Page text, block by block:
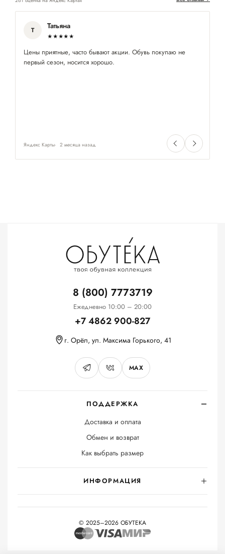
Т Татьяна
★★★★★
Цены приятные, часто бывают акции. Обувь покупаю не
первый сезон, носится хорошо.
Яндекс Карты 2 месяца назад
ПОДДЕРЖКА
Доставка и оплата
Обмен и возврат
Как выбрать размер
ИНФОРМАЦИЯ
8 (800) 7773719
Ежедневно 10:00 – 20:00
+7 4862 900-827
г. Орёл, ул. Максима Горького, 41
MAX
© 2025–2026 ОБУТЕКА